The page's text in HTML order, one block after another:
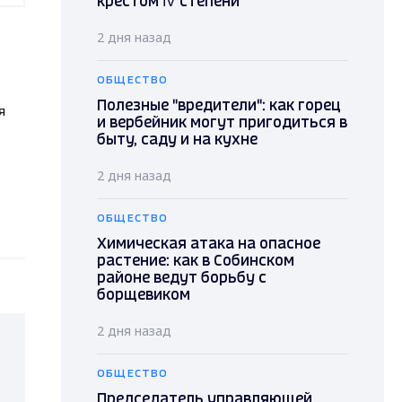
2 дня назад
ОБЩЕСТВО
Полезные "вредители": как горец
и вербейник могут пригодиться в
быту, саду и на кухне
2 дня назад
ОБЩЕСТВО
Химическая атака на опасное
растение: как в Собинском
районе ведут борьбу с
борщевиком
2 дня назад
ОБЩЕСТВО